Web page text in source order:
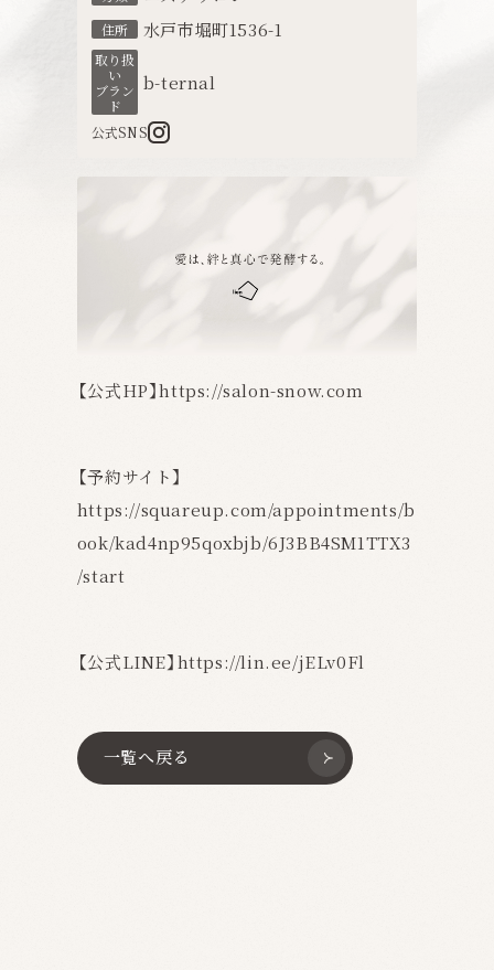
住所 水戸市堀町1536-1
取り扱
い
ブラン
ド
b-ternal
公式SNS
【公式HP】https://salon-snow.com
【予約サイト】
https://squareup.com/appointments/b
ook/kad4np95qoxbjb/6J3BB4SM1TTX3
/start
【公式LINE】https://lin.ee/jELv0Fl
一覧へ戻る